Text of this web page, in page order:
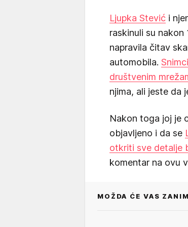
Ljupka Stević i
raskinuli su
napravila čitav
automobila.
društvenim
njima, ali jeste da
Nakon toga joj je
objavljeno i da se
otkriti sve detalje
komentar na ovu
MOŽDA ĆE VAS